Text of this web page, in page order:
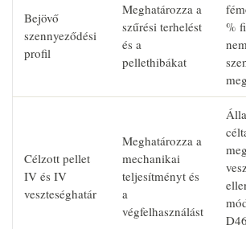
Bejövő
szennyeződési
profil
Meghatározza a
szűrési terhelést
és a
pellethibákat
%
Célzott pellet
IV és IV
veszteséghatár
Meghatározza a
mechanikai
teljesítményt és
a
végfelhasználást